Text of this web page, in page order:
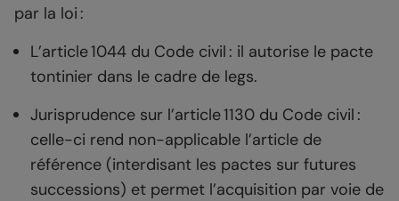
par la loi :
L’article 1044 du Code civil : il autorise le pacte
tontinier dans le cadre de legs.
Jurisprudence sur l’article 1130 du Code civil :
celle-ci rend non-applicable l’article de
référence (interdisant les pactes sur futures
successions) et permet l’acquisition par voie de